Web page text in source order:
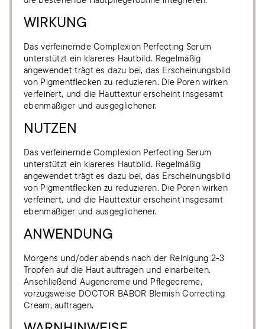
WIRKUNG
Das verfeinernde Complexion Perfecting Serum
unterstützt ein klareres Hautbild. Regelmäßig
angewendet trägt es dazu bei, das Erscheinungsbild
von Pigmentflecken zu reduzieren. Die Poren wirken
verfeinert, und die Hauttextur erscheint insgesamt
ebenmäßiger und ausgeglichener.
NUTZEN
Das verfeinernde Complexion Perfecting Serum
unterstützt ein klareres Hautbild. Regelmäßig
angewendet trägt es dazu bei, das Erscheinungsbild
von Pigmentflecken zu reduzieren. Die Poren wirken
verfeinert, und die Hauttextur erscheint insgesamt
ebenmäßiger und ausgeglichener.
ANWENDUNG
Morgens und/oder abends nach der Reinigung 2-3
Tropfen auf die Haut auftragen und einarbeiten.
Anschließend Augencreme und Pflegecreme,
vorzugsweise DOCTOR BABOR Blemish Correcting
Cream, auftragen.